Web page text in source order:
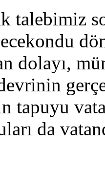
talebimiz
dolayı,
tapuyu
da